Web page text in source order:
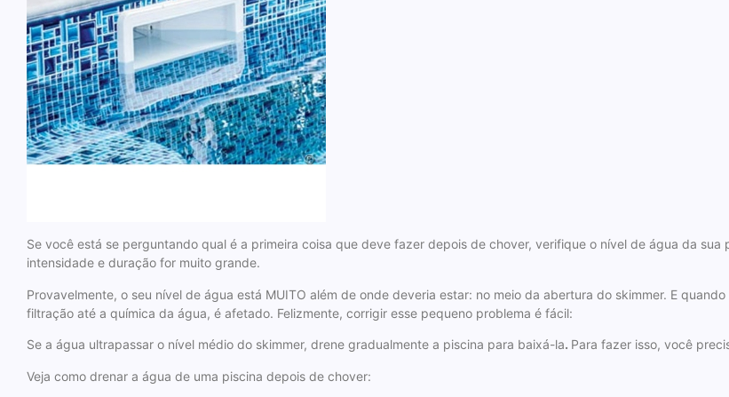
Se você está se perguntando qual é a primeira coisa que deve fazer depois de chover, verifique o nível de água da sua
intensidade e duração for muito grande.
Provavelmente, o seu nível de água está MUITO além de onde deveria estar: no meio da abertura do skimmer. E
filtração até a química da água, é afetado. Felizmente, corrigir esse pequeno problema é fácil:
Se a água ultrapassar o nível médio do skimmer, drene gradualmente a piscina para baixá-la. Para fazer isso, você
Veja como drenar a água de uma piscina depois de chover: